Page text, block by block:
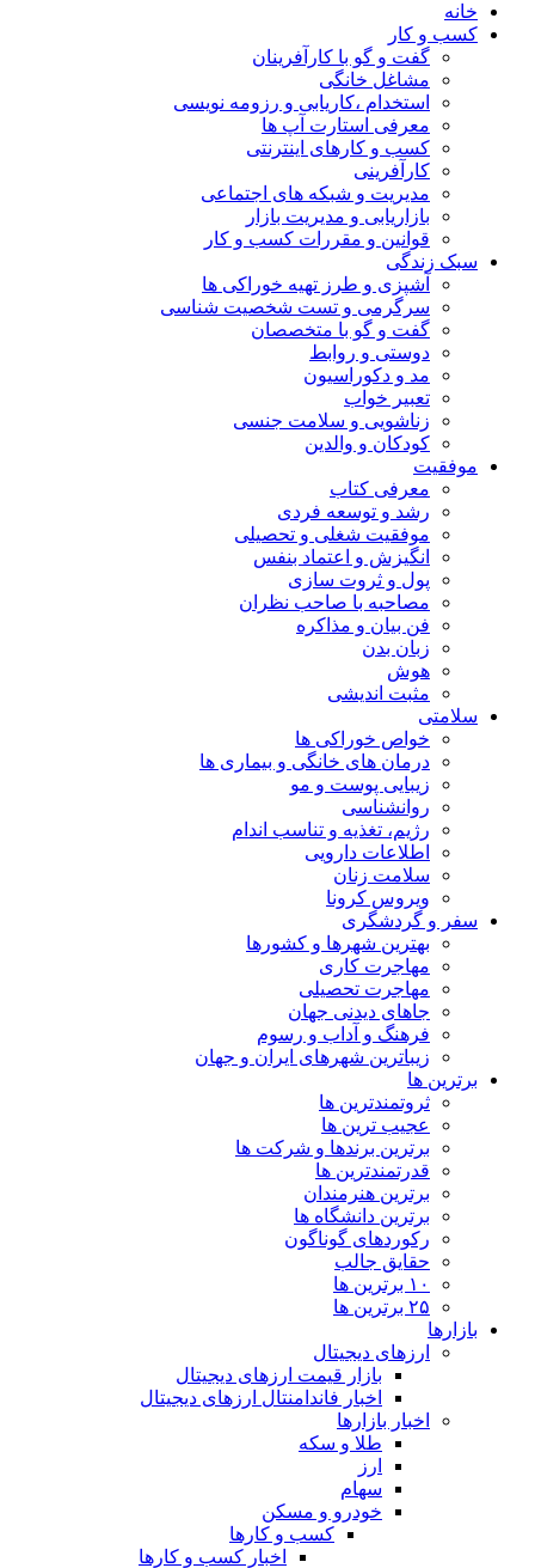
خانه
کسب و کار
گفت و گو با کارآفرینان
مشاغل خانگی
استخدام ،کاریابی و رزومه نویسی
معرفی استارت آپ ها
کسب و کارهای اینترنتی
کارآفرینی
مدیریت و شبکه های اجتماعی
بازاریابی و مدیریت بازار
قوانین و مقررات کسب و کار
سبک زندگی
آشپزی و طرز تهیه خوراکی ها
سرگرمی و تست شخصیت شناسی
گفت و گو با متخصصان
دوستی و روابط
مد و دکوراسیون
تعبیر خواب
زناشویی و سلامت جنسی
کودکان و والدین
موفقیت
معرفی کتاب
رشد و توسعه فردی
موفقیت شغلی و تحصیلی
انگیزش و اعتماد بنفس
پول و ثروت سازی
مصاحبه با صاحب نظران
فن بیان و مذاکره
زبان بدن
هوش
مثبت اندیشی
سلامتی
خواص خوراکی ها
درمان های خانگی و بیماری ها
زیبایی پوست و مو
روانشناسی
رژیم، تغذیه و تناسب اندام
اطلاعات دارویی
سلامت زنان
ویروس کرونا
سفر و گردشگری
بهترین شهرها و کشورها
مهاجرت کاری
مهاجرت تحصیلی
جاهای دیدنی جهان
فرهنگ و آداب و رسوم
زیباترین شهرهای ایران و جهان
برترین ها
ثروتمندترین ها
عجیب ترین ها
برترین برندها و شرکت ها
قدرتمندترین ها
برترین هنرمندان
برترین دانشگاه ها
رکوردهای گوناگون
حقایق جالب
۱۰ برترین ها
۲۵ برترین ها
بازارها
ارزهای دیجیتال
بازار قیمت ارزهای دیجیتال
اخبار فاندامنتال ارزهای دیجیتال
اخبار بازارها
طلا و سکه
ارز
سهام
خودرو و مسکن
کسب و کارها
اخبار کسب و کارها